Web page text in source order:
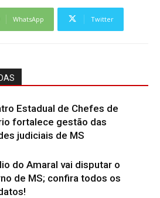
WhatsApp Twitter
Estadual de Chefes de
fortalece gestão das
judiciais de MS
do Amaral vai disputar o
de MS; confira todos os